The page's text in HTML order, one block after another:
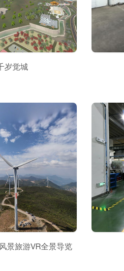
岁觉城
景旅游VR全景导览